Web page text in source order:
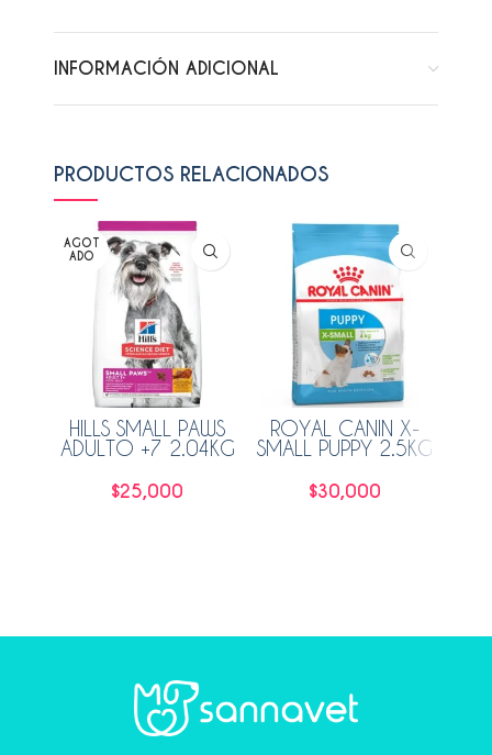
INFORMACIÓN ADICIONAL
PRODUCTOS RELACIONADOS
AGOT
ADO
HILLS SMALL PAWS
ADULTO +7 2.04KG
$25,000
ROYAL CANIN X-
SMALL PUPPY 2.5KG
$30,000